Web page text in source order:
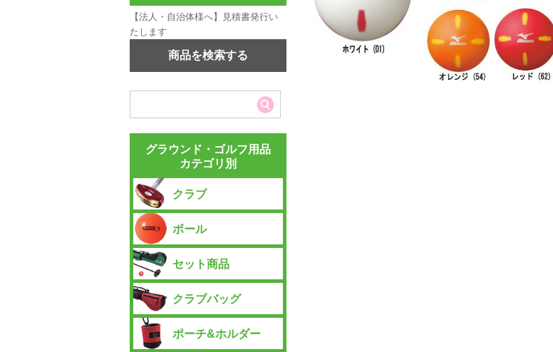
【法人・自治体様へ】見積書発行い
たします
商品を検索する
グラウンド・ゴルフ用品
カテゴリ別
クラブ
ボール
セット商品
クラブバッグ
ポーチ&ホルダー